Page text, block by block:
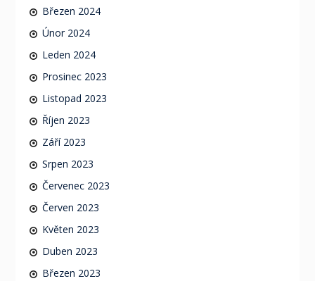
Březen 2024
Únor 2024
Leden 2024
Prosinec 2023
Listopad 2023
Říjen 2023
Září 2023
Srpen 2023
Červenec 2023
Červen 2023
Květen 2023
Duben 2023
Březen 2023